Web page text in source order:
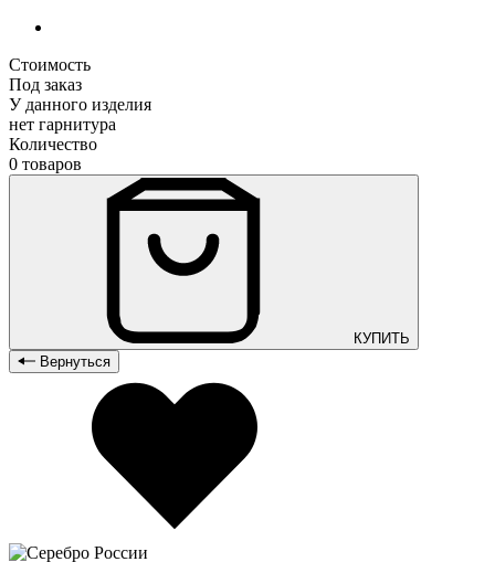
Стоимость
Под заказ
У данного изделия
нет гарнитура
Количество
0 товаров
КУПИТЬ
Вернуться